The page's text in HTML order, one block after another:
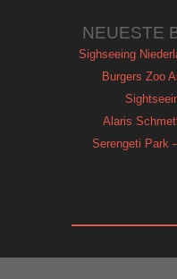
NEUESTE
Sighseeing
Burgers Zoo
Alaris
Serengeti Park